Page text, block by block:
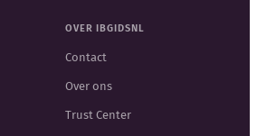
OVER IBGIDSNL
Contact
Over ons
Trust Center